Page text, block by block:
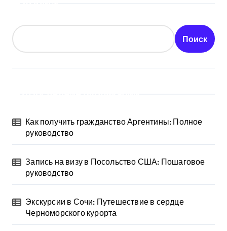
Поиск
Как получить гражданство Аргентины: Полное
руководство
Запись на визу в Посольство США: Пошаговое
руководство
Экскурсии в Сочи: Путешествие в сердце
Черноморского курорта